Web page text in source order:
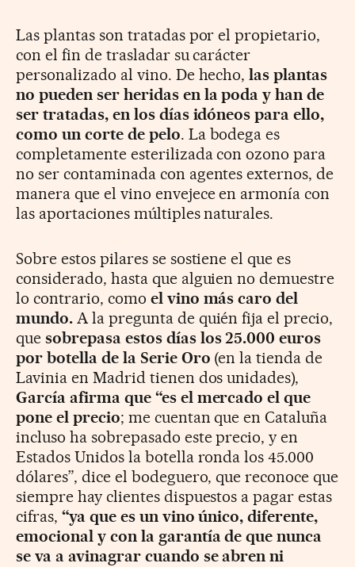
Las plantas son tratadas por el propietario,
con el fin de trasladar su carácter
personalizado al vino. De hecho,las plantas
no pueden ser heridas en la poda y han de
ser tratadas, en los días idóneos para ello,
como un corte de pelo. La bodega es
completamente esterilizada con ozono para
no ser contaminada con agentes externos, de
manera que el vino envejece en armonía con
las aportaciones múltiples naturales.
Sobre estos pilares se sostiene el que es
considerado, hasta que alguien no demuestre
lo contrario, como el vino más caro del
mundo.A la pregunta de quién fija el precio,
que sobrepasa estos días los 25.000 euros
por botella de la Serie Oro (en la tienda de
Lavinia en Madrid tienen dos unidades),
García afirma que “es el mercado el que
pone el precio; me cuentan que en Cataluña
incluso ha sobrepasado este precio, y en
Estados Unidos la botella ronda los 45.000
dólares”, dice el bodeguero, que reconoce que
siempre hay clientes dispuestos a pagar estas
cifras, “ya que es un vino único, diferente,
emocional y con la garantía de que nunca
se va a avinagrar cuando se abren ni